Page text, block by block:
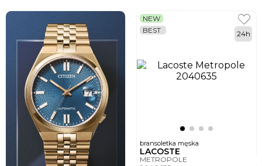
bransoletka męska
LACOSTE
METROPOLE
NEW
BEST
24h